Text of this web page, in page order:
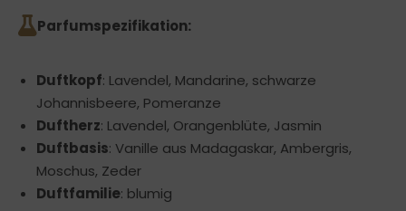
Parfumspezifikation:
Duftkopf: Lavendel, Mandarine, schwarze
Johannisbeere, Pomeranze
Duftherz: Lavendel, Orangenblüte, Jasmin
Duftbasis: Vanille aus Madagaskar, Ambergris,
Moschus, Zeder
Duftfamilie: blumig